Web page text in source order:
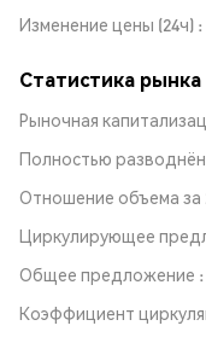
Изменение цены (24ч)
Статистика рынка
Рыночная
Полностью
Отношение объема за
Циркулирующее
Общее предложение
Коэффициент